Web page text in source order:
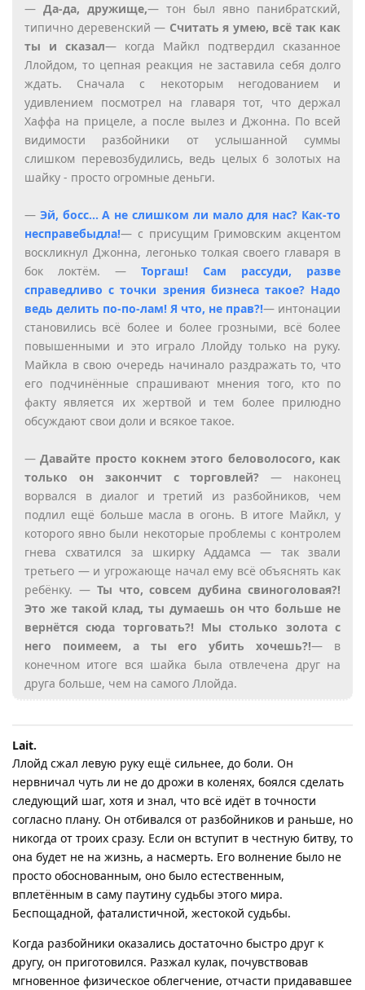
— Да-да, дружище,— тон был явно панибратский,
типично деревенский — Считать я умею, всё так как
ты и сказал— когда Майкл подтвердил сказанное
Ллойдом, то цепная реакция не заставила себя долго
ждать. Сначала с некоторым негодованием и
удивлением посмотрел на главаря тот, что держал
Хаффа на прицеле, а после вылез и Джонна. По всей
видимости разбойники от услышанной суммы
слишком перевозбудились, ведь целых 6 золотых на
шайку - просто огромные деньги.
— Эй, босс… А не слишком ли мало для нас? Как-то
несправебыдла!— с присущим Гримовским акцентом
воскликнул Джонна, легонько толкая своего главаря в
бок локтём. — Торгаш! Сам рассуди, разве
справедливо с точки зрения бизнеса такое? Надо
ведь делить по-по-лам! Я что, не прав?!— интонации
становились всё более и более грозными, всё более
повышенными и это играло Ллойду только на руку.
Майкла в свою очередь начинало раздражать то, что
его подчинённые спрашивают мнения того, кто по
факту является их жертвой и тем более прилюдно
обсуждают свои доли и всякое такое.
—Давайте просто кокнем этого беловолосого, как
только он закончит с торговлей? — наконец
ворвался в диалог и третий из разбойников, чем
подлил ещё больше масла в огонь. В итоге Майкл, у
которого явно были некоторые проблемы с контролем
гнева схватился за шкирку Аддамса — так звали
третьего — и угрожающе начал ему всё объяснять как
ребёнку. — Ты что, совсем дубина свиноголовая?!
Это же такой клад, ты думаешь он что больше не
вернётся сюда торговать?! Мы столько золота с
него поимеем, а ты его убить хочешь?!— в
конечном итоге вся шайка была отвлечена друг на
друга больше, чем на самого Ллойда.
Lait.​
Ллойд сжал левую руку ещё сильнее, до боли. Он
нервничал чуть ли не до дрожи в коленях, боялся сделать
следующий шаг, хотя и знал, что всё идёт в точности
согласно плану. Он отбивался от разбойников и раньше, но
никогда от троих сразу. Если он вступит в честную битву, то
она будет не на жизнь, а насмерть. Его волнение было не
просто обоснованным, оно было естественным,
вплетённым в саму паутину судьбы этого мира.
Беспощадной, фаталистичной, жестокой судьбы.
Когда разбойники оказались достаточно быстро друг к
другу, он приготовился. Разжал кулак, почувствовав
мгновенное физическое облегчение, отчасти придававшее